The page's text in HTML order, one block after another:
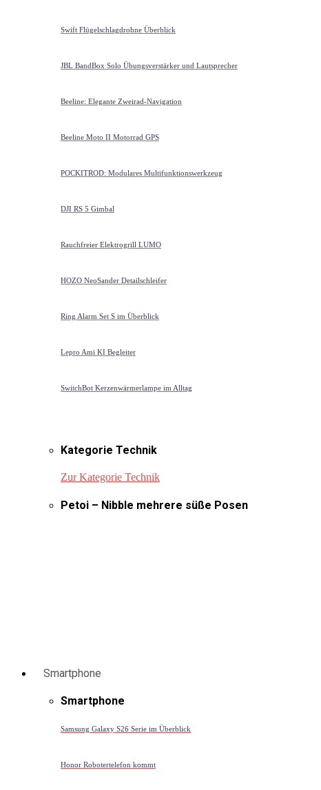
Swift Flügelschlagdrohne Überblick
JBL BandBox Solo Übungsverstärker und Lautsprecher
Beeline: Elegante Zweirad-Navigation
Beeline Moto II Motorrad GPS
POCKITROD: Modulares Multifunktionswerkzeug
DJI RS 5 Gimbal
Rauchfreier Elektrogrill LUMO
HOZO NeoSander Detailschleifer
Ring Alarm Set S im Überblick
Lepro Ami KI Begleiter
SwitchBot Kerzenwärmerlampe im Alltag
Kategorie Technik
Zur Kategorie Technik
Petoi – Nibble mehrere süße Posen
Smartphone
Smartphone
Samsung Galaxy S26 Serie im Überblick
Honor Robotertelefon kommt